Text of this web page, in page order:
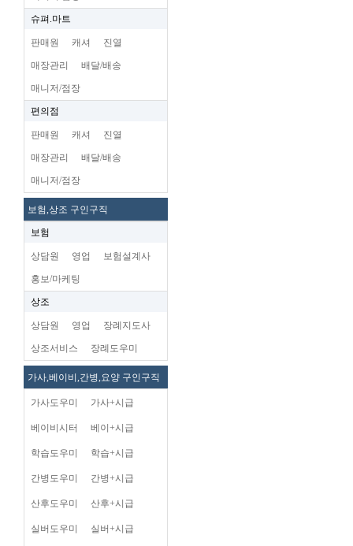
슈펴.마트
판매원 캐셔 진열
매장관리 배달/배송
매니저/점장
편의점
판매원 캐셔 진열
매장관리 배달/배송
매니저/점장
보험,상조 구인구직
보험
상담원 영업 보험설계사
홍보/마케팅
상조
상담원 영업 장례지도사
상조서비스 장례도우미
가사,베이비,간병,요양 구인구직
가사도우미 가사+시급
베이비시터 베이+시급
학습도우미 학습+시급
간병도우미 간병+시급
산후도우미 산후+시급
실버도우미 실버+시급